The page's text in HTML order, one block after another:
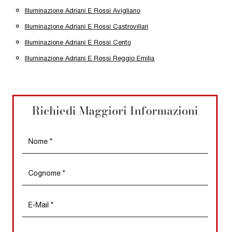
Illuminazione Adriani E Rossi Avigliano
Illuminazione Adriani E Rossi Castrovillari
Illuminazione Adriani E Rossi Cento
Illuminazione Adriani E Rossi Reggio Emilia
Richiedi Maggiori Informazioni